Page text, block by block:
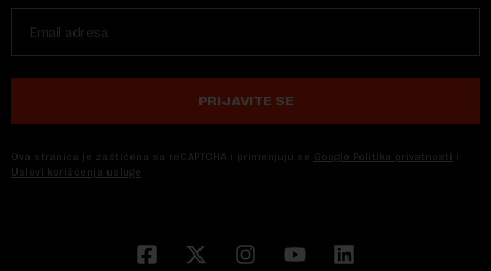
PRIJAVITE SE
Ova stranica je zaštićena sa reCAPTCHA i primenjuju se Google Politika privatnosti i
Uslovi korišćenja usluge